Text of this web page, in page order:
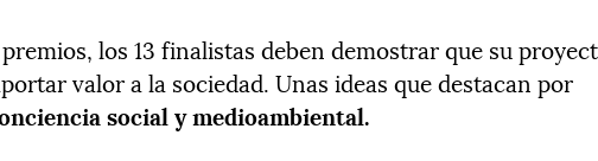
los 13 finalistas deben demostrar que su
valor a la sociedad. Unas ideas que destacan por
social y medioambiental.